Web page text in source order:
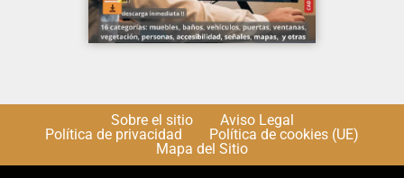
Sobre el sitio
Aviso Legal
Política de privacidad
Política de cookies (UE)
Mapa del Sitio